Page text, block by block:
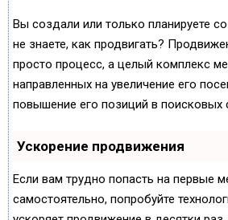
Вы создали или только планируете
не знаете, как продвигать?
просто процесс, а целый комплекс
направленных на увеличение его
повышение его позиций в поисковых
Ускорение продвижения
Если вам трудно попасть на первые
самостоятельно, попробуйте